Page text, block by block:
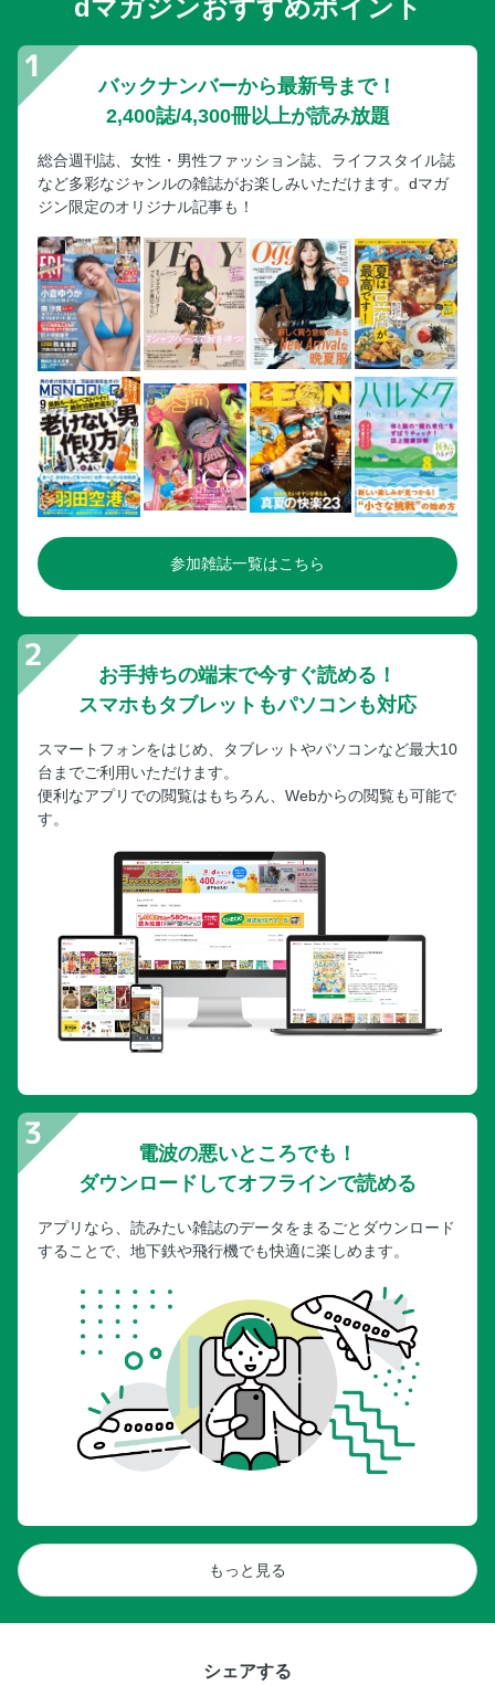
dマガジンおすすめポイント
バックナンバーから最新号まで！
2,400誌/4,300冊以上が読み放題
総合週刊誌、女性・男性ファッション誌、ライフスタイル誌
など多彩なジャンルの雑誌がお楽しみいただけます。dマガ
ジン限定のオリジナル記事も！
参加雑誌一覧はこちら
お手持ちの端末で今すぐ読める！
スマホもタブレットもパソコンも対応
スマートフォンをはじめ、タブレットやパソコンなど最大10
台までご利用いただけます。
便利なアプリでの閲覧はもちろん、Webからの閲覧も可能で
す。
電波の悪いところでも！
ダウンロードしてオフラインで読める
アプリなら、読みたい雑誌のデータをまるごとダウンロード
することで、地下鉄や飛行機でも快適に楽しめます。
もっと見る
シェアする